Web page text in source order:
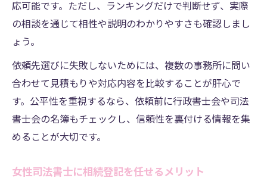
応可能です。ただし、ランキングだけで判断せず、実際
の相談を通じて相性や説明のわかりやすさも確認しまし
ょう。
依頼先選びに失敗しないためには、複数の事務所に問い
合わせて見積もりや対応内容を比較することが肝心で
す。公平性を重視するなら、依頼前に行政書士会や司法
書士会の名簿もチェックし、信頼性を裏付ける情報を集
めることが大切です。
女性司法書士に相続登記を任せるメリット